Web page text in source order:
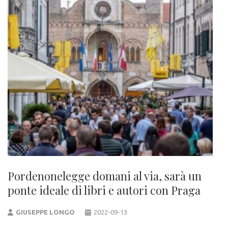
Pordenonelegge domani al via, sarà un
ponte ideale di libri e autori con Praga
GIUSEPPE LONGO 2022-09-13